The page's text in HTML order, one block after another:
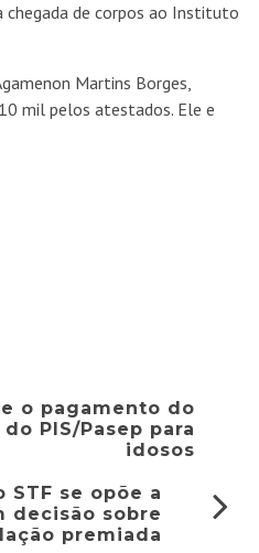
chegada de corpos ao Instituto
Martins Borges,
mil pelos atestados. Ele e
o pagamento do
PIS/Pasep para
idosos
STF se opõe a
decisão sobre
premiada